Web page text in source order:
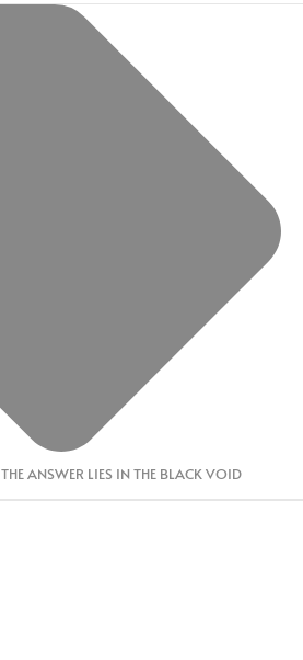
THE ANSWER LIES IN THE BLACK VOID